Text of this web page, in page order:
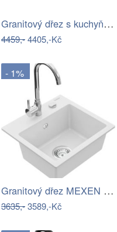
Granitový dřez s kuchyňskou baterií…
4459,-4405,-Kč
- 1%
Granitový dřez MEXEN MILO s kuchyňskou…
3635,-3589,-Kč